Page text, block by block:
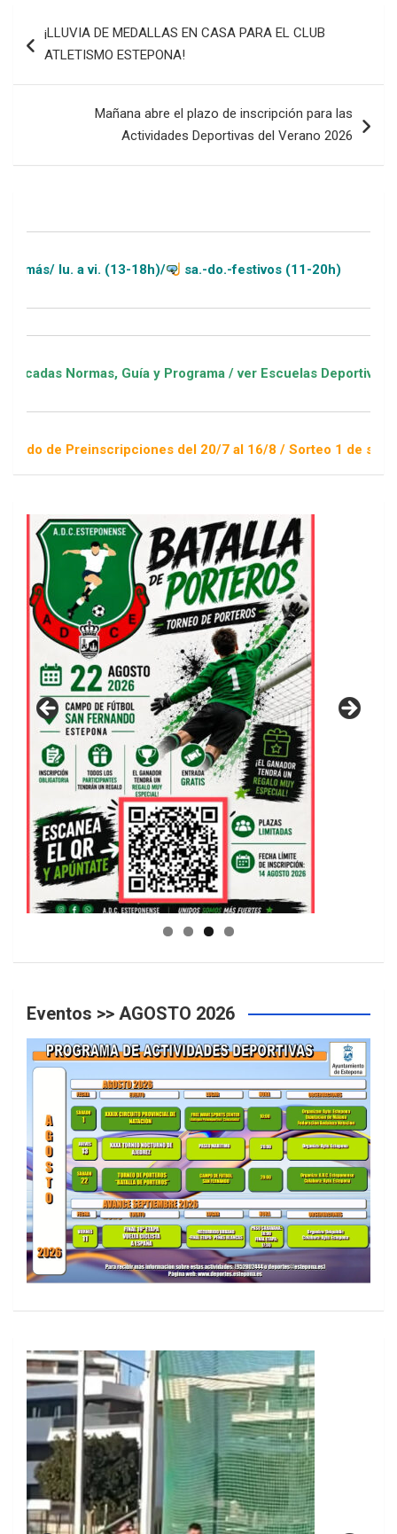
de
¡LLUVIA DE MEDALLAS EN CASA PARA EL CLUB
ATLETISMO ESTEPONA!
Mañana abre el plazo de inscripción para las
Actividades Deportivas del Verano 2026
a vi. (13-18h)/ sa.-do.-festivos (11-20h)
Guía y Programa / ver Escuelas Deportivas
del 20/7 al 16/8 / Sorteo 1 de septiembre
GUIA DE INSTALACIONES DEPORTIVAS
Eventos >> AGOSTO 2026